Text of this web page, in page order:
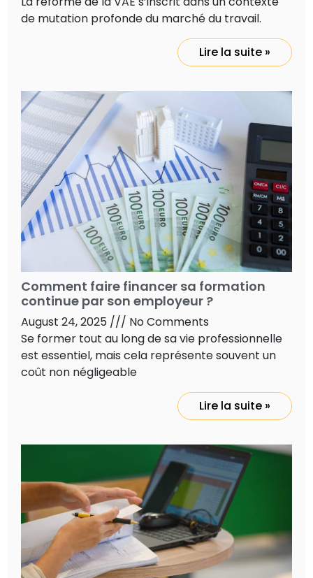
de mutation profonde du marché du travail.
Lire la suite »
Comment faire financer sa formation
continue par son employeur ?
August 24, 2025
No Comments
Se former tout au long de sa vie professionnelle
est essentiel, mais cela représente souvent un
coût non négligeable
Lire la suite »